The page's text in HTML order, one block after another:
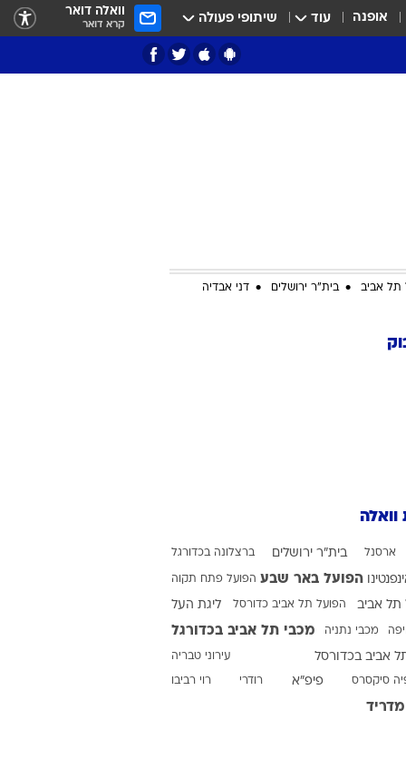
אופנה עוד שיתופי פעולה וואלה דואר
קרא דואר
4-4-2
משרד החוץ
רץ על הקווים
ספורט בחקירה
סוגרים שנה
מונדיאל 2014
בראש ובראשונה
תל אביב בית"ר ירושלים דני אבדיה
וואלה
ארסנל בית"ר ירושלים ברצלונה בכדורגל
הפועל באר שבע הפועל פתח תקוה
תל אביב הפועל תל אביב כדורסל ליגת העל
מכבי נתניה מכבי תל אביב בכדורגל
אביב בכדורסל עירוני טבריה
סיקסרס פיפ"א רודרי רוי רביבו